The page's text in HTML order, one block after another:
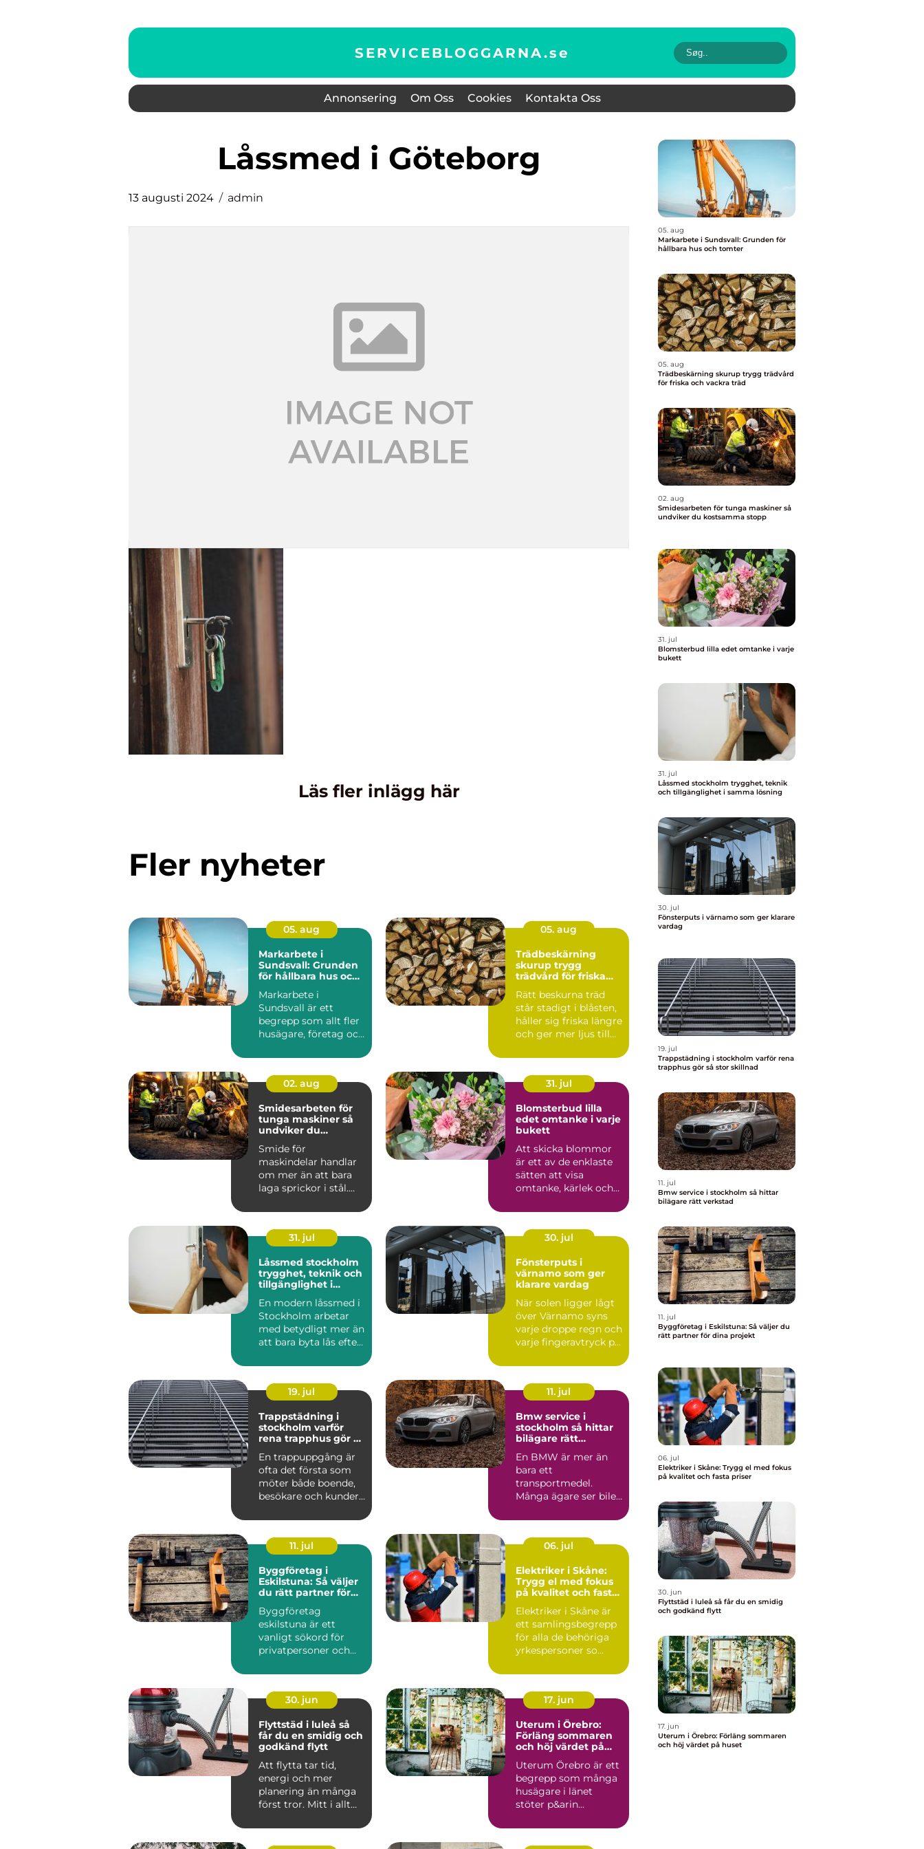
SERVICEBLOGGARNA.se
Annonsering Om Oss Cookies Kontakta Oss
låssmed i Göteborg
13 augusti 2024 admin
Läs fler inlägg här
Fler nyheter
05. aug
Markarbete i
Sundsvall: Grunden
för hållbara hus och
Markarbete i
Sundsvall är ett
begrepp som allt fler
husägare, företag och
05. aug
Trädbeskärning
skurup trygg
trädvård för friska
Rätt beskurna träd
står stadigt i blåsten,
håller sig friska längre
och ger mer ljus till
02. aug
Smidesarbeten för
tunga maskiner så
undviker du
Smide för
maskindelar handlar
om mer än att bara
laga sprickor i stål.
bygg, entrep...
31. jul
Blomsterbud lilla
edet omtanke i varje
bukett
Att skicka blommor
är ett av de enklaste
sätten att visa
omtanke, kärlek och
kan ...
31. jul
Låssmed stockholm
trygghet, teknik och
tillgänglighet i
En modern låssmed i
Stockholm arbetar
med betydligt mer än
att bara byta lås efter
30. jul
Fönsterputs i
värnamo som ger
klarare vardag
När solen ligger lågt
över Värnamo syns
varje droppe regn och
varje fingeravtryck på
19. jul
Trappstädning i
stockholm varför
rena trapphus gör så
En trappuppgång är
ofta det första som
möter både boende,
besökare och kunder.
dammig...
11. jul
Bmw service i
stockholm så hittar
bilägare rätt
En BMW är mer än
bara ett
transportmedel.
Många ägare ser bilen
av teknik, komfor...
11. jul
Byggföretag i
Eskilstuna: Så väljer
du rätt partner för
Byggföretag
eskilstuna är ett
vanligt sökord för
privatpersoner och
06. jul
Elektriker i Skåne:
Trygg el med fokus
på kvalitet och fasta
Elektriker i Skåne är
ett samlingsbegrepp
för alla de behöriga
yrkespersoner so...
30. jun
Flyttstäd i luleå så
får du en smidig och
godkänd flytt
Att flytta tar tid,
energi och mer
planering än många
först tror. Mitt i allt
som...
17. jun
Uterum i Örebro:
Förläng sommaren
och höj värdet på
Uterum Örebro är ett
begrepp som många
husägare i länet
stöter p&arin...
05. aug
Markarbete i Sundsvall: Grunden för
hållbara hus och tomter
05. aug
Trädbeskärning skurup trygg trädvård
för friska och vackra träd
02. aug
Smidesarbeten för tunga maskiner så
undviker du kostsamma stopp
31. jul
Blomsterbud lilla edet omtanke i varje
bukett
31. jul
Låssmed stockholm trygghet, teknik
och tillgänglighet i samma lösning
30. jul
Fönsterputs i värnamo som ger klarare
vardag
19. jul
Trappstädning i stockholm varför rena
trapphus gör så stor skillnad
11. jul
Bmw service i stockholm så hittar
bilägare rätt verkstad
11. jul
Byggföretag i Eskilstuna: Så väljer du
rätt partner för dina projekt
06. jul
Elektriker i Skåne: Trygg el med fokus
på kvalitet och fasta priser
30. jun
Flyttstäd i luleå så får du en smidig
och godkänd flytt
17. jun
Uterum i Örebro: Förläng sommaren
och höj värdet på huset